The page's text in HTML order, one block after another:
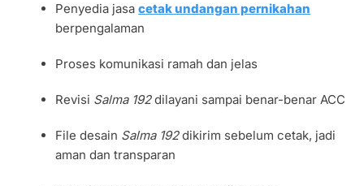
Penyedia jasacetak undangan pernikahan
berpengalaman
Proses komunikasi ramah dan jelas
Revisi Salma 192dilayani sampai benar-benar ACC
File desain Salma 192dikirim sebelum cetak, jadi
aman dan transparan